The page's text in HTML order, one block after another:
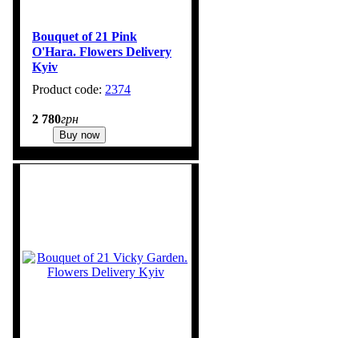
Bouquet of 21 Pink
O'Hara. Flowers Delivery
Kyiv
2374
2 780грн
Buy now